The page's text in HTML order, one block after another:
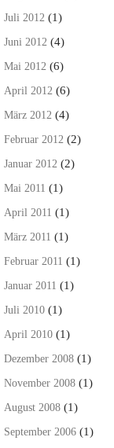
Juli 2012 (1)
Juni 2012 (4)
Mai 2012 (6)
April 2012 (6)
März 2012 (4)
Februar 2012 (2)
Januar 2012 (2)
Mai 2011 (1)
April 2011 (1)
März 2011 (1)
Februar 2011 (1)
Januar 2011 (1)
Juli 2010 (1)
April 2010 (1)
Dezember 2008 (1)
November 2008 (1)
August 2008 (1)
September 2006 (1)